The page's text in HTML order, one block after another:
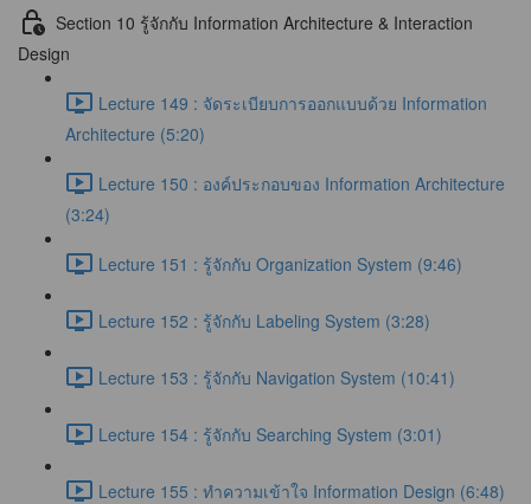
Section 10 รู้จักกับ Information Architecture & Interaction
Design
Lecture 149 : จัดระเบียบการออกแบบด้วย Information
Architecture (5:20)
Lecture 150 : องค์ประกอบของ Information Architecture
(3:24)
Lecture 151 : รู้จักกับ Organization System (9:46)
Lecture 152 : รู้จักกับ Labeling System (3:28)
Lecture 153 : รู้จักกับ Navigation System (10:41)
Lecture 154 : รู้จักกับ Searching System (3:01)
Lecture 155 : ทำความเข้าใจ Information Design (6:48)